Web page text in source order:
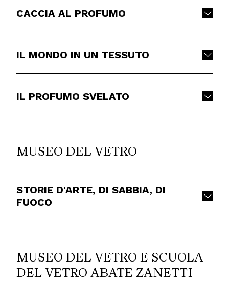
CACCIA AL PROFUMO
IL MONDO IN UN TESSUTO
IL PROFUMO SVELATO
MUSEO DEL VETRO
STORIE D'ARTE, DI SABBIA, DI
FUOCO
MUSEO DEL VETRO E SCUOLA
DEL VETRO ABATE ZANETTI